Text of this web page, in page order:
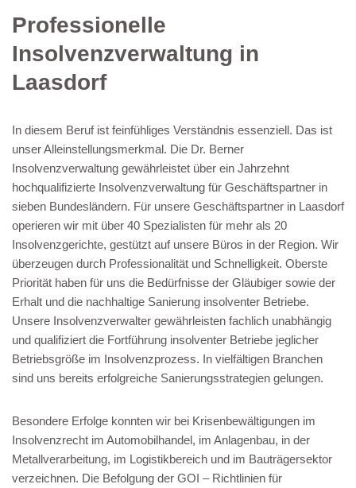
Professionelle
Insolvenzverwaltung in
Laasdorf
In diesem Beruf ist feinfühliges Verständnis essenziell. Das ist
unser Alleinstellungsmerkmal. Die Dr. Berner
Insolvenzverwaltung gewährleistet über ein Jahrzehnt
hochqualifizierte Insolvenzverwaltung für Geschäftspartner in
sieben Bundesländern. Für unsere Geschäftspartner in Laasdorf
operieren wir mit über 40 Spezialisten für mehr als 20
Insolvenzgerichte, gestützt auf unsere Büros in der Region. Wir
überzeugen durch Professionalität und Schnelligkeit. Oberste
Priorität haben für uns die Bedürfnisse der Gläubiger sowie der
Erhalt und die nachhaltige Sanierung insolventer Betriebe.
Unsere Insolvenzverwalter gewährleisten fachlich unabhängig
und qualifiziert die Fortführung insolventer Betriebe jeglicher
Betriebsgröße im Insolvenzprozess. In vielfältigen Branchen
sind uns bereits erfolgreiche Sanierungsstrategien gelungen.
Besondere Erfolge konnten wir bei Krisenbewältigungen im
Insolvenzrecht im Automobilhandel, im Anlagenbau, in der
Metallverarbeitung, im Logistikbereich und im Bauträgersektor
verzeichnen. Die Befolgung der GOI – Richtlinien für